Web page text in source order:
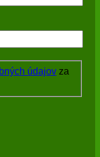
údajov za